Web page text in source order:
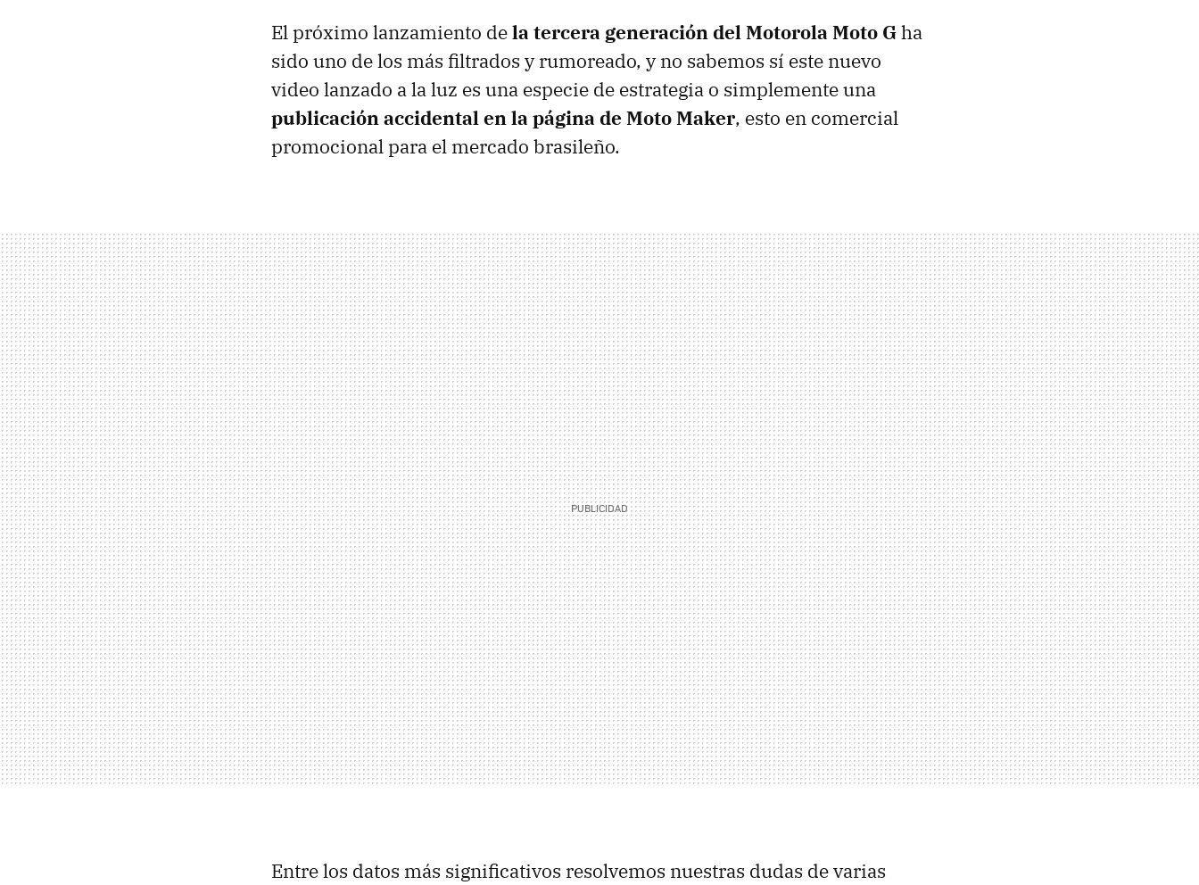
El próximo lanzamiento dela tercera generación del Motorola Moto Gha
sido uno de los más filtrados y rumoreado, y no sabemos sí este nuevo
video lanzado a la luz es una especie de estrategia o simplemente una
publicación accidental en la página de Moto Maker, esto en comercial
promocional para el mercado brasileño.
Entre los datos más significativos resolvemos nuestras dudas de varias